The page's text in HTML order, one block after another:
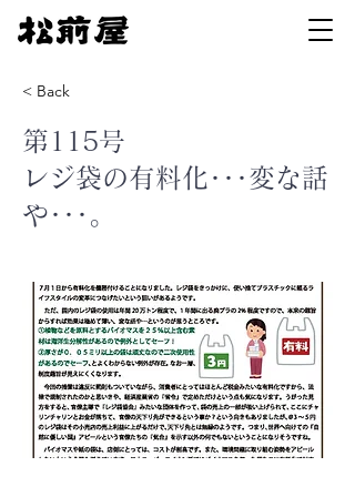
< Back
第115号
レジ袋の有料化･･･変な話
や･･･。